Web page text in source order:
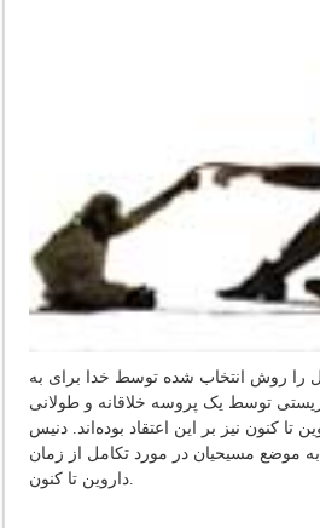
را روش انتخاب شده توسط خدا برای به
توسط یک پروسه خلاقانه و طولانی
تا کنون نیز بر این اعتقاد بوده‌اند. دنیس
به موضع مسیحیان در مورد تکامل از زمان
داروین تا کنون.